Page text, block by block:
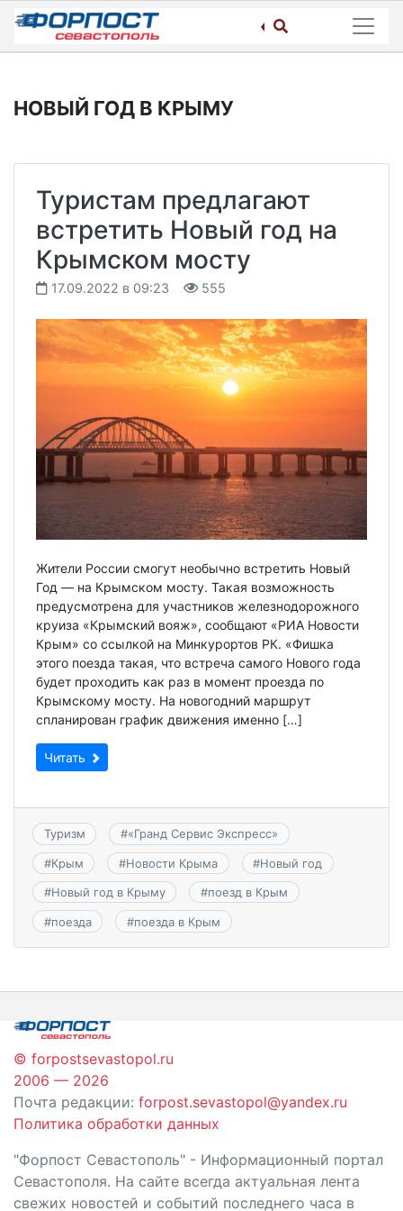
Skip
content
НОВЫЙ ГОД В КРЫМУ
Туристам предлагают
встретить Новый год на
Крымском мосту
17.09.2022 в 09:23 555
Жители России смогут необычно встретить Новый
Год — на Крымском мосту. Такая возможность
предусмотрена для участников железнодорожного
круиза «Крымский вояж», сообщают «РИА Новости
Крым» со ссылкой на Минкурортов РК. «Фишка
этого поезда такая, что встреча самого Нового года
будет проходить как раз в момент проезда по
Крымскому мосту. На новогодний маршрут
спланирован график движения именно […]
Читать
Туризм #«Гранд Сервис Экспресс»
#Крым #Новости Крыма #Новый год
#Новый год в Крыму #поезд в Крым
#поезда #поезда в Крым
© forpostsevastopol.ru
2006 — 2026
Почта редакции: forpost.sevastopol@yandex.ru
Политика обработки данных
"Форпост Севастополь" - Информационный портал
Севастополя. На сайте всегда актуальная лента
свежих новостей и событий последнего часа в